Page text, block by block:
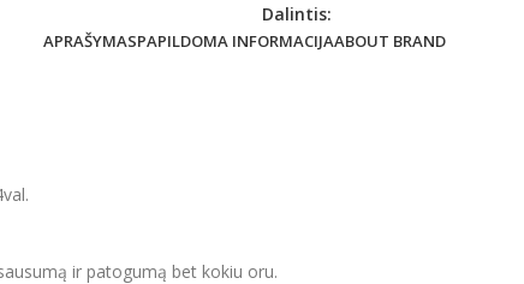
Dalintis:
APRAŠYMASPAPILDOMA INFORMACIJAABOUT BRAND
ir patogumą bet kokiu oru.